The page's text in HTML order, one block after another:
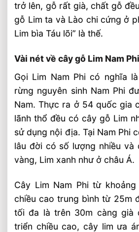
trở lên, gỗ rất già, chất gỗ
gỗ Lim ta và Lào chi cứng ở
Lim bìa Táu lõi” là thế.
Vài nét về cây gỗ Lim Nam Phi
Gọi Lim Nam Phi có nghĩa
rừng nguyên sinh Nam Phi
Nam. Thực ra ở 54 quốc gia
lãnh thổ đều có cây gỗ Lim
sử dụng nội địa. Tại Nam Phi
lâu đời có số lượng nhiều và
vàng, Lim xanh như ở châu Á.
Cây Lim Nam Phi từ
chiều cao trung bình từ 25m
tối đa là trên 30m càng già
triển chiều cao, cây lim ưa